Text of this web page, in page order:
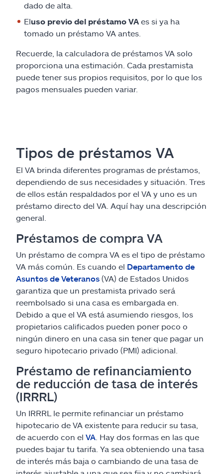
dado de alta.
Eluso previo del préstamo VA es si ya ha
tomado un préstamo VA antes.
Recuerde, la calculadora de préstamos VA solo
proporciona una estimación. Cada prestamista
puede tener sus propios requisitos, por lo que los
pagos mensuales pueden variar.
Tipos de préstamos VA
El VA brinda diferentes programas de préstamos,
dependiendo de sus necesidades y situación. Tres
de ellos están respaldados por el VA y uno es un
préstamo directo del VA. Aquí hay una descripción
general.
Préstamos de compra VA
Un préstamo de compra VA es el tipo de préstamo
VA más común. Es cuando el Departamento de
Asuntos de Veteranos (VA) de Estados Unidos
garantiza que un prestamista privado será
reembolsado si una casa es embargada en.
Debido a que el VA está asumiendo riesgos, los
propietarios calificados pueden poner poco o
ningún dinero en una casa sin tener que pagar un
seguro hipotecario privado (PMI) adicional.
Préstamo de refinanciamiento
de reducción de tasa de interés
(IRRRL)
Un IRRRL le permite refinanciar un préstamo
hipotecario de VA existente para reducir su tasa,
de acuerdo con el VA . Hay dos formas en las que
puedes bajar tu tarifa. Ya sea obteniendo una tasa
de interés más baja o cambiando de una tasa de